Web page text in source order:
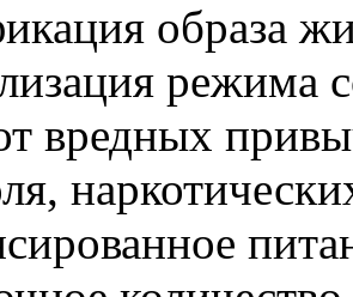
образа
режима
вредных